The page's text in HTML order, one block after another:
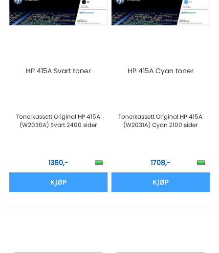
HP 415A Svart toner
Tonerkassett Original HP 415A
(W2030A) Svart 2400 sider
1380,-
KJØP
HP 415A Cyan toner
Tonerkassett Original HP 415A
(W2031A) Cyan 2100 sider
1708,-
KJØP